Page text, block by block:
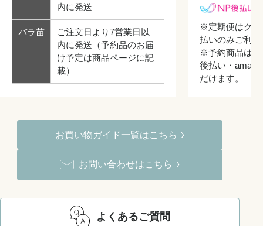
内に発送
バラ苗
ご注文日より7営業日以
内に発送（予約品のお届
け予定は商品ページに記
載）
※定期便はクレ
払いのみご利
※予約商品はク
後払い・
だけます。
お買い物ガイド一覧はこちら
お問い合わせはこちら
よくあるご質問